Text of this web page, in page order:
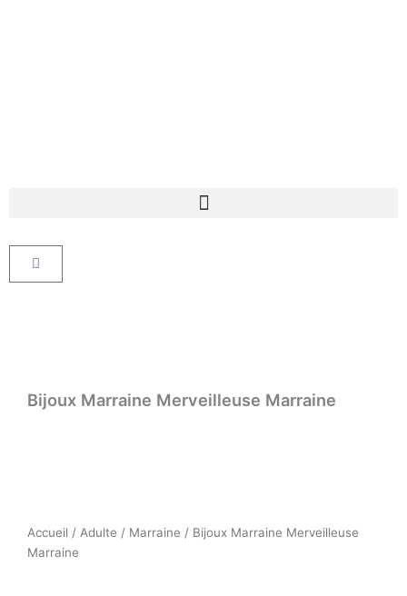
Panier
Bijoux Marraine Merveilleuse Marraine
Accueil / Adulte / Marraine / Bijoux Marraine Merveilleuse
Marraine